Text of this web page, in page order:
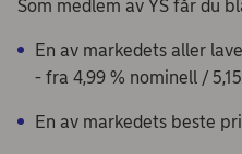
Som medlem av YS får du
En av markedets aller
- fra 4,99 % nominell /
En av markedets beste